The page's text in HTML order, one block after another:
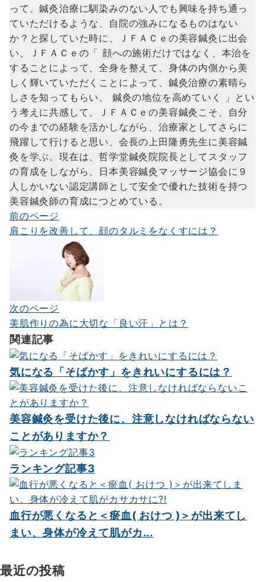
って、鍼灸治療に馴染みのない人でも興味を持ち通っ
ていただけるような、自院の強みになるものはない
か？と探していた時に、ＪＦＡＣｅの美容鍼灸に出会
い、ＪＦＡＣｅの「 顔への施術だけではなく、本治を
することによって、全身を整えて、身体の内側から美
しく輝いていただくことによって、鍼灸治療の素晴ら
しさを知ってもらい、 鍼灸の地位を高めていく 」とい
う考えに共感して、ＪＦＡＣｅの美容鍼灸こそ、自分
の今までの経験を活かしながら、治療家としてさらに
飛躍して行けると思い、会長の上田隆勇先生に美容鍼
灸を学ぶ。現在は、哲学堂鍼灸院院長としてスタッフ
の育成をしながら、日本美容鍼灸マッサージ協会に９
人しかいない認定講師として安全で優れた技術を持つ
美容鍼灸師の育成につとめている。
投
稿
ゲ
ー
シ
ョ
ン
前のページ
肩こりを改善して、顔のタルミをなくすには？
次のページ
美肌作りの為に大切な「良い汗」とは？
関連記事
気になる「そばかす」をきれいにするには？
美容鍼灸を受けた後に、注意しなければならない
ことがありますか？
ランキング記事3
血行が悪くなると＜瘀血( おけつ )＞が出来てし
まい、身体が冷えて肌がカ...
最近の投稿